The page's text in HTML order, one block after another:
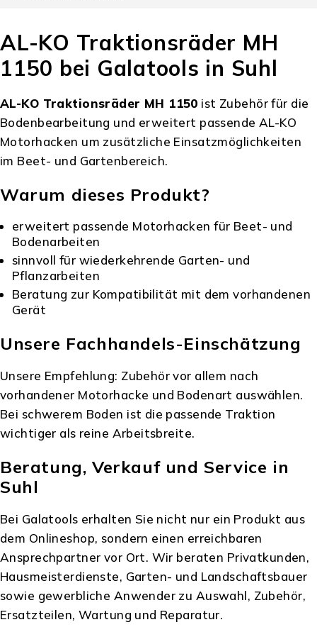
AL-KO Traktionsräder MH
1150 bei Galatools in Suhl
AL-KO Traktionsräder MH 1150 ist Zubehör für die
Bodenbearbeitung und erweitert passende AL-KO
Motorhacken um zusätzliche Einsatzmöglichkeiten
im Beet- und Gartenbereich.
Warum dieses Produkt?
erweitert passende Motorhacken für Beet- und
Bodenarbeiten
sinnvoll für wiederkehrende Garten- und
Pflanzarbeiten
Beratung zur Kompatibilität mit dem vorhandenen
Gerät
Unsere Fachhandels-Einschätzung
Unsere Empfehlung: Zubehör vor allem nach
vorhandener Motorhacke und Bodenart auswählen.
Bei schwerem Boden ist die passende Traktion
wichtiger als reine Arbeitsbreite.
Beratung, Verkauf und Service in
Suhl
Bei Galatools erhalten Sie nicht nur ein Produkt aus
dem Onlineshop, sondern einen erreichbaren
Ansprechpartner vor Ort. Wir beraten Privatkunden,
Hausmeisterdienste, Garten- und Landschaftsbauer
sowie gewerbliche Anwender zu Auswahl, Zubehör,
Ersatzteilen, Wartung und Reparatur.